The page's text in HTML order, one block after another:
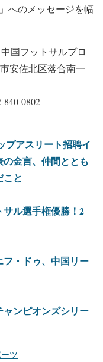
へのメッセージを幅
国フットサルプロ
安佐北区落合南一
0802
プアスリート招聘イ
金言、仲間ととも
と
ル選手権優勝！2
・ドゥ、中国リー
ンピオンズシリー
ツ